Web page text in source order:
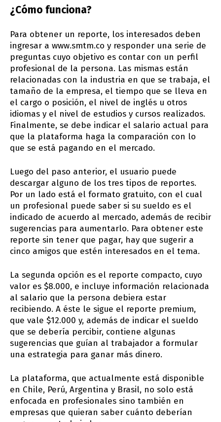
¿Cómo funciona?
Para obtener un reporte, los interesados deben
ingresar a www.smtm.co y responder una serie de
preguntas cuyo objetivo es contar con un perfil
profesional de la persona. Las mismas están
relacionadas con la industria en que se trabaja, el
tamaño de la empresa, el tiempo que se lleva en
el cargo o posición, el nivel de inglés u otros
idiomas y el nivel de estudios y cursos realizados.
Finalmente, se debe indicar el salario actual para
que la plataforma haga la comparación con lo
que se está pagando en el mercado.
Luego del paso anterior, el usuario puede
descargar alguno de los tres tipos de reportes.
Por un lado está el formato gratuito, con el cual
un profesional puede saber si su sueldo es el
indicado de acuerdo al mercado, además de recibir
sugerencias para aumentarlo. Para obtener este
reporte sin tener que pagar, hay que sugerir a
cinco amigos que estén interesados en el tema.
La segunda opción es el reporte compacto, cuyo
valor es $8.000, e incluye información relacionada
al salario que la persona debiera estar
recibiendo. A éste le sigue el reporte premium,
que vale $12.000 y, además de indicar el sueldo
que se debería percibir, contiene algunas
sugerencias que guían al trabajador a formular
una estrategia para ganar más dinero.
La plataforma, que actualmente está disponible
en Chile, Perú, Argentina y Brasil, no solo está
enfocada en profesionales sino también en
empresas que quieran saber cuánto deberían